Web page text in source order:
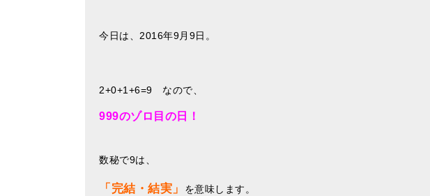
今日は、2016年9月9日。
2+0+1+6=9 なので、
999のゾロ目の日！
数秘で9は、
「完結・結実」 を意味します。